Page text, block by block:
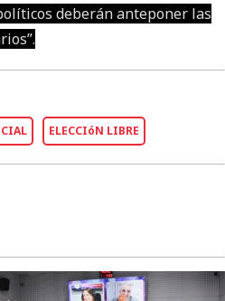
deberán anteponer las
ELECCIóN LIBRE